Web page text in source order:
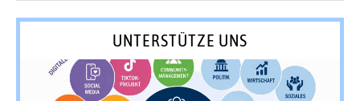
UNTERSTÜTZE UNS